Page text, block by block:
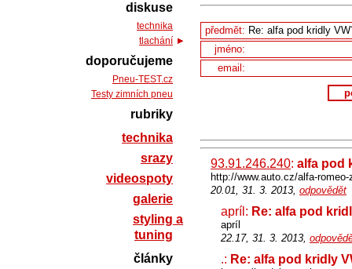
předmět:
jméno:
email:
93.91.246.240: alfa pod
http://www.auto.cz/alfa-
20.01, 31. 3. 2013, odpovědět
apríl: Re: alfa pod
apríl
22.17, 31. 3. 2013,
.: Re: alfa pod kridly
diskuse
technika
tlachání
doporučujeme
Pneu-TEST.cz
Testy zimních pneu
rubriky
technika
srazy
videospoty
galerie
styling a
tuning
články